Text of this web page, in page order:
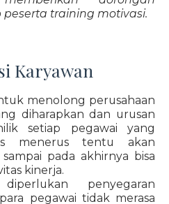
training motivasi.
Karyawan
menolong perusahaan
diharapkan dan urusan
setiap pegawai yang
menerus tentu akan
pada akhirnya bisa
kinerja.
penyegaran
pegawai tidak merasa